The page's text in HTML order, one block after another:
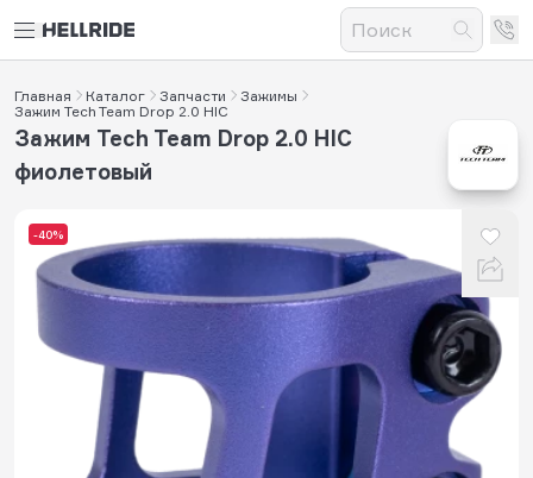
Главная Каталог Запчасти
Зажимы
Зажим Tech Team Drop 2.0 HIC
-40%
Зажим Tech Team Drop 2.0 HIC
фиолетовый